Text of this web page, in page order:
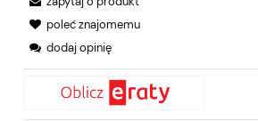
poleć znajomemu
dodaj opinię